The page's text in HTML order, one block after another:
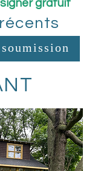
gratuit